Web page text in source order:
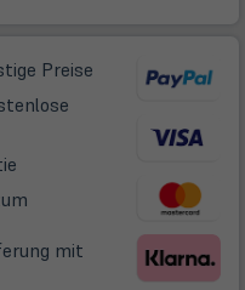
Preise
neuem
mit